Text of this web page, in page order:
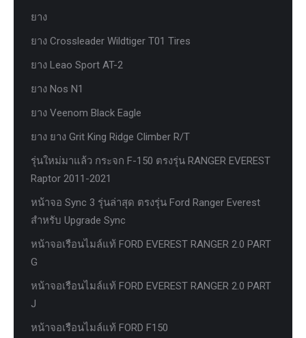
ยาง
ยาง Crossleader Wildtiger T01 Tires
ยาง Leao Sport AT-2
ยาง Nos N1
ยาง Veenom Black Eagle
ยาง ยาง Grit King Ridge Climber R/T
รุ่นใหม่มาแล้ว กระจก F-150 ตรงรุ่น RANGER EVEREST
Raptor 2011-2021
หน้าจอ Sync 3 รุ่นล่าสุด ตรงรุ่น Ford Ranger Everest
สำหรับ Upgrade Sync
หน้าจอเรือนไมล์แท้ FORD EVEREST RANGER 2.0 PART
G
หน้าจอเรือนไมล์แท้ FORD EVEREST RANGER 2.0 PART
J
หน้าจอเรือนไมล์แท้ FORD F150